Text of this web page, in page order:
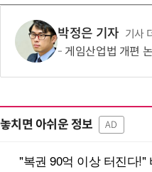
박정은 기자 기사
게임산업법 개편 논의 본격화
놓치면 아쉬운 정보 AD